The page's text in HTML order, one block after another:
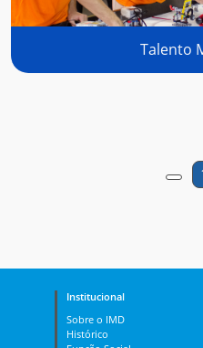
Talento
Institucional
Sobre o IMD
Histórico